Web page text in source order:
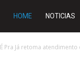
Rádio
Lagoa
HOME NOTICIAS
É Pra Já retoma